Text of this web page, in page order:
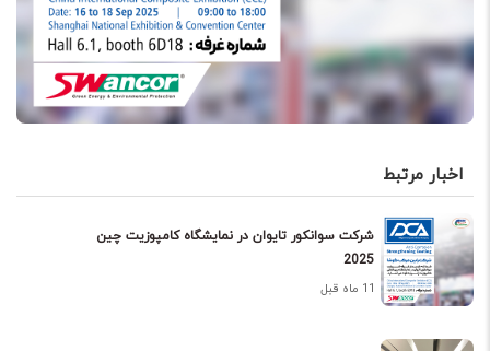
اخبار مرتبط
شرکت سوانکور تایوان در نمایشگاه کامپوزیت چین
2025
11 ماه قبل